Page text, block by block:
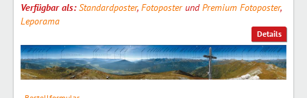
Details
Verfügbar als:Standardposter, FotoposterundPremium Fotoposter,
Leporama